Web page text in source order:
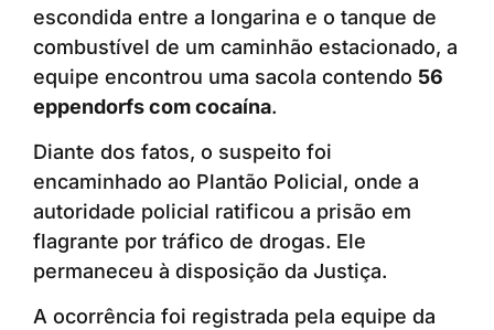
escondida entre a longarina e o tanque de
combustível de um caminhão estacionado, a
equipe encontrou uma sacola contendo 56
eppendorfs com cocaína.
Diante dos fatos, o suspeito foi
encaminhado ao Plantão Policial, onde a
autoridade policial ratificou a prisão em
flagrante por tráfico de drogas. Ele
permaneceu à disposição da Justiça.
A ocorrência foi registrada pela equipe da